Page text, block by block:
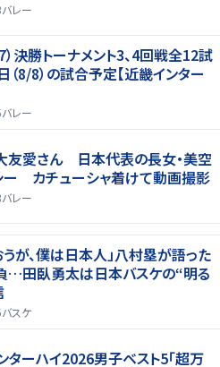
バレー
決勝トーナメント3、4回戦全12試
8/8）の試合予定【近畿インター
バレー
友愛さん 日本代表の長女・美空
ー カチューシャ着けて動画撮影
バレー
が、僕は日本人」八村塁が語った
…田臥勇太は日本バスケの“明る
バスケ
ターハイ2026男子ベスト5「超万